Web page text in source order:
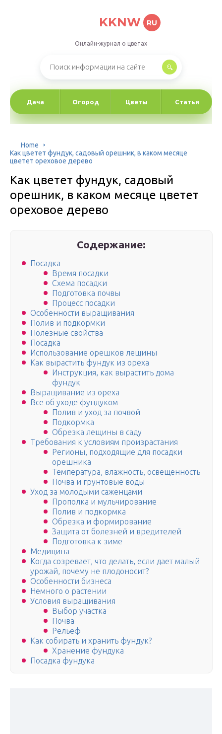
KKNW RU
Онлайн-журнал о цветах
Дача Огород Цветы Статьи
Home
Как цветет фундук, садовый орешник, в каком месяце
цветет ореховое дерево
Как цветет фундук, садовый
орешник, в каком месяце цветет
ореховое дерево
Содержание:
Посадка
Время посадки
Схема посадки
Подготовка почвы
Процесс посадки
Особенности выращивания
Полив и подкормки
Полезные свойства
Посадка
Использование орешков лещины
Как вырастить фундук из ореха
Инструкция, как вырастить дома
фундук
Выращивание из ореха
Все об уходе фундуком
Полив и уход за почвой
Подкормка
Обрезка лещины в саду
Требования к условиям произрастания
Регионы, подходящие для посадки
орешника
Температура, влажность, освещенность
Почва и грунтовые воды
Уход за молодыми саженцами
Прополка и мульчирование
Полив и подкормка
Обрезка и формирование
Защита от болезней и вредителей
Подготовка к зиме
Медицина
Когда созревает, что делать, если дает малый
урожай, почему не плодоносит?
Особенности бизнеса
Немного о растении
Условия выращивания
Выбор участка
Почва
Рельеф
Как собирать и хранить фундук?
Хранение фундука
Посадка фундука